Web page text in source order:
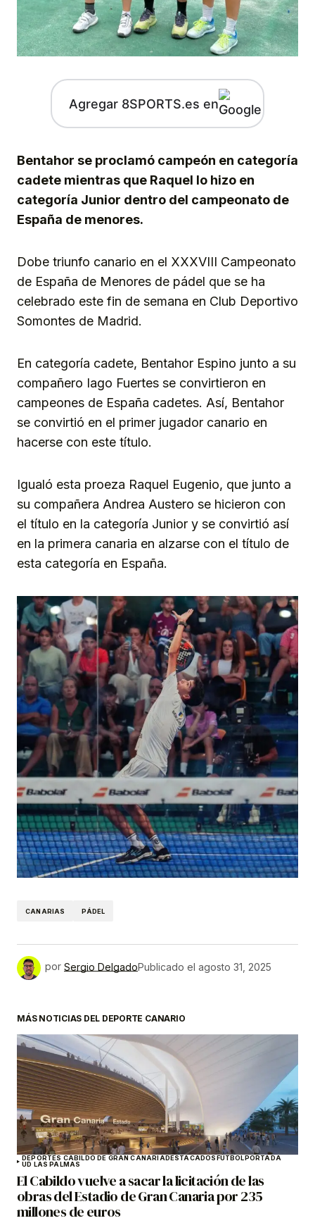
Agregar 8SPORTS.es en
Bentahor se proclamó campeón en categoría
cadete mientras que Raquel lo hizo en
categoría Junior dentro del campeonato de
España de menores.
Dobe triunfo canario en el XXXVIII Campeonato
de España de Menores de pádel que se ha
celebrado este fin de semana en Club Deportivo
Somontes de Madrid.
En categoría cadete, Bentahor Espino junto a su
compañero Iago Fuertes se convirtieron en
campeones de España cadetes. Así, Bentahor
se convirtió en el primer jugador canario en
hacerse con este título.
Igualó esta proeza Raquel Eugenio, que junto a
su compañera Andrea Austero se hicieron con
el título en la categoría Junior y se convirtió así
en la primera canaria en alzarse con el título de
esta categoría en España.
CANARIAS PÁDEL
por Sergio DelgadoPublicado el agosto 31, 2025
MÁS NOTICIAS DEL DEPORTE CANARIO
DEPORTES CABILDO DE GRAN CANARIADESTACADOSFÚTBOLPORTADA
UD LAS PALMAS
El Cabildo vuelve a sacar la licitación de las
obras del Estadio de Gran Canaria por 235
millones de euros